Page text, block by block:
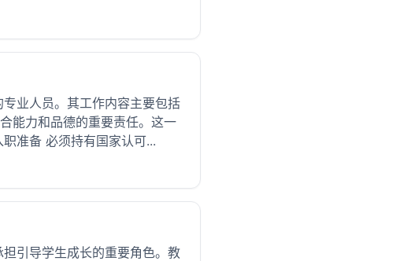
业人员。其工作内容主要包括
能力和品德的重要责任。这一
准备 必须持有国家认可...
引导学生成长的重要角色。教